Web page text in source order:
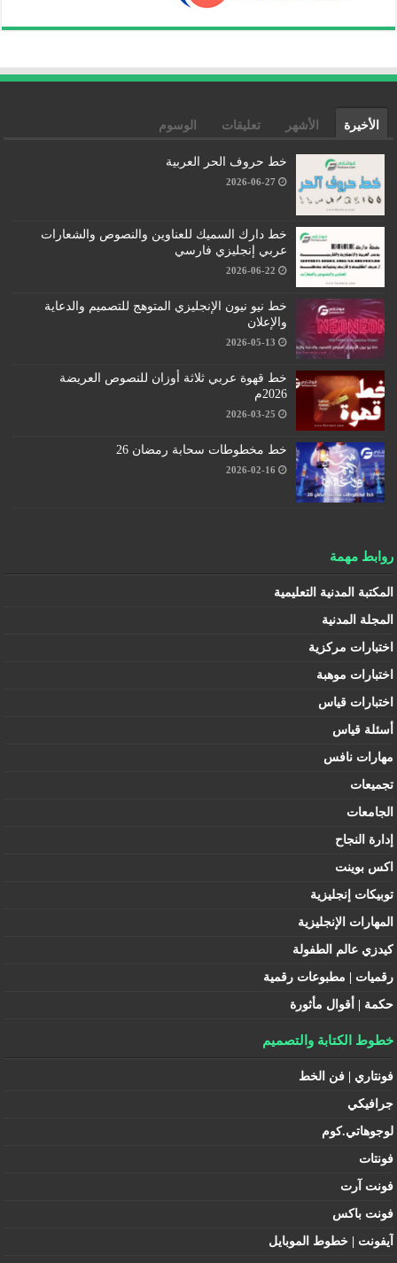
الأخيرة الأشهر تعليقات الوسوم
خط حروف الحر العربية
2026-06-27
خط دارك السميك للعناوين والنصوص والشعارات
عربي إنجليزي فارسي
2026-06-22
خط نيو نيون الإنجليزي المتوهج للتصميم والدعاية
والإعلان
2026-05-13
خط قهوة عربي ثلاثة أوزان للنصوص العريضة
2026م
2026-03-25
خط مخطوطات سحابة رمضان 26
2026-02-16
روابط مهمة
المكتبة المدنية التعليمية
المجلة المدنية
اختبارات مركزية
اختبارات موهبة
اختبارات قياس
أسئلة قياس
مهارات نافس
تجميعات
الجامعات
إدارة النجاح
اكس بوينت
توبيكات إنجليزية
المهارات الإنجليزية
كيدزي عالم الطفولة
رقميات | مطبوعات رقمية
حكمة | أقوال مأثورة
خطوط الكتابة والتصميم
فونتاري | فن الخط
جرافيكي
لوجوهاتي.كوم
فونتات
فونت آرت
فونت باكس
آيفونت | خطوط الموبايل